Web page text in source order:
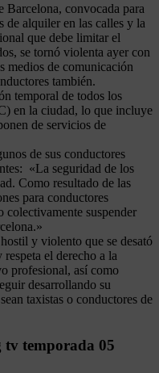
Barcelona, convocada para
de alquiler en las calles y la
que debe limitar el
se tornó violenta ayer con
medios de comunicación
también.
temporal de todos los
en la ciudad, lo que incluye
de servicios de
de sus conductores
«La seguridad de los
Como resultado de las
para conductores
colectivamente suspender
y violento que se desató
el derecho a la
profesional, así como
desarrollando su
taxistas o conductores de
tv temporada 05